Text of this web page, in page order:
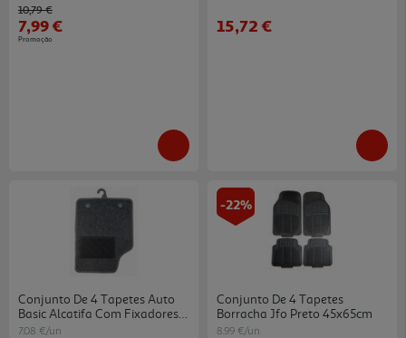
Price reduced from
10,79 €to
7,99 €
Promoção
15,72 €
Conjunto De 4 Tapetes Auto
Basic Alcatifa Com Fixadores E
Reforço De Pés
7.08 €/un
-22%
Conjunto De 4 Tapetes
Borracha Jfo Preto 45x65cm
8.99 €/un